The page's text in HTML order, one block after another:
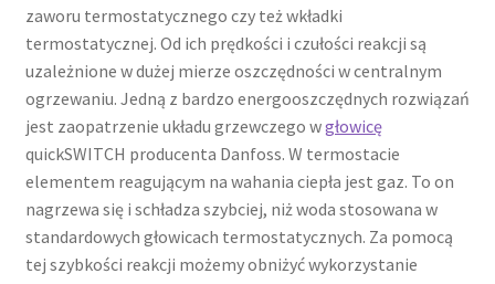
zaworu termostatycznego czy też wkładki
termostatycznej. Od ich prędkości i czułości reakcji są
uzależnione w dużej mierze oszczędności w centralnym
ogrzewaniu. Jedną z bardzo energooszczędnych rozwiązań
jest zaopatrzenie układu grzewczego wgłowicę
quickSWITCH producenta Danfoss. W termostacie
elementem reagującym na wahania ciepła jest gaz. To on
nagrzewa się i schładza szybciej, niż woda stosowana w
standardowych głowicach termostatycznych. Za pomocą
tej szybkości reakcji możemy obniżyć wykorzystanie